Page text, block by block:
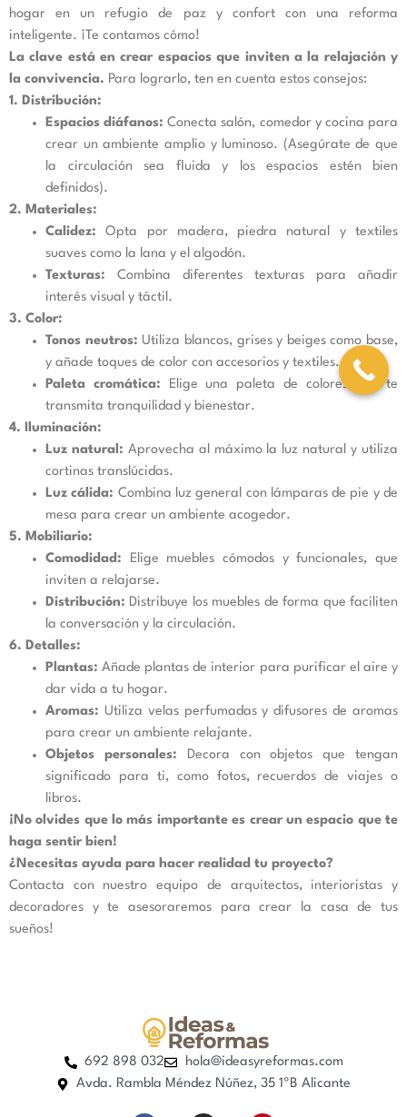
hogar en un refugio de paz y confort con una reforma
inteligente. ¡Te contamos cómo!
La clave está en crear espacios que inviten a la relajación y
la convivencia. Para lograrlo, ten en cuenta estos consejos:
1. Distribución:
Espacios diáfanos: Conecta salón, comedor y cocina para
crear un ambiente amplio y luminoso. (Asegúrate de que
la circulación sea fluida y los espacios estén bien
definidos).
2. Materiales:
Calidez: Opta por madera, piedra natural y textiles
suaves como la lana y el algodón.
Texturas: Combina diferentes texturas para añadir
interés visual y táctil.
3. Color:
Tonos neutros: Utiliza blancos, grises y beiges como base,
y añade toques de color con accesorios y textiles.
Paleta cromática: Elige una paleta de colores que te
transmita tranquilidad y bienestar.
4. Iluminación:
Luz natural: Aprovecha al máximo la luz natural y utiliza
cortinas translúcidas.
Luz cálida: Combina luz general con lámparas de pie y de
mesa para crear un ambiente acogedor.
5. Mobiliario:
Comodidad: Elige muebles cómodos y funcionales, que
inviten a relajarse.
Distribución: Distribuye los muebles de forma que faciliten
la conversación y la circulación.
6. Detalles:
Plantas: Añade plantas de interior para purificar el aire y
dar vida a tu hogar.
Aromas: Utiliza velas perfumadas y difusores de aromas
para crear un ambiente relajante.
Objetos personales: Decora con objetos que tengan
significado para ti, como fotos, recuerdos de viajes o
libros.
¡No olvides que lo más importante es crear un espacio que te
haga sentir bien!
¿Necesitas ayuda para hacer realidad tu proyecto?
Contacta con nuestro equipo de arquitectos, interioristas y
decoradores y te asesoraremos para crear la casa de tus
sueños!
692 898 032
hola@ideasyreformas.com
Avda. Rambla Méndez Núñez, 35 1ºB Alicante